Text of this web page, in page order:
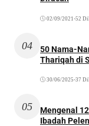
02/09/2021 •52
04
50 Nama-
Thariqah di
30/06/2025 •37
05
Mengenal
Ibadah